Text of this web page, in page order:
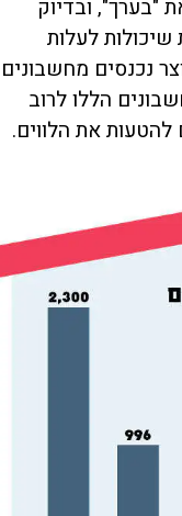
"בערך", ובדיוק
שיכולות לעלות
נכנסים מחשבונים
הללו לרוב
להטעות את הלווים.